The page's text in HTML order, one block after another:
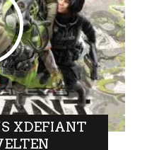
XDEFIANT